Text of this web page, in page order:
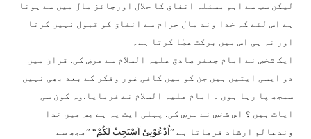
لیکن سب سے اہم مسئلہ انفاق کا حلال اورجائز مال میں سے ہونا
ہے اس لئے کہ خدا وند مال حرام سے انفاق کو قبول نہیں کرتا
اور نہ ہی اس میں برکت عطا کرتا ہے۔
ایک شخص نے امام جعفر صادق علیہ السلام سے عرض کی: قرآن میں
دو ایسی آیتیں ہیں جن کو میں کافی غور وفکر کے بعد بھی نہیں
سمجھ پا رہا ہوں ۔ امام علیہ السلام نے فرمایا:وہ کون سی
آیات ہیں ؟ اس شخص نے عرض کی: پہلی آیت یہ ہے جس میں خدا
وندعالم ارشاد فرماتا ہے ”اُدْعُوْنِیْ اَسْتَجِبْ لَکُمْ“ ”مجھ سے